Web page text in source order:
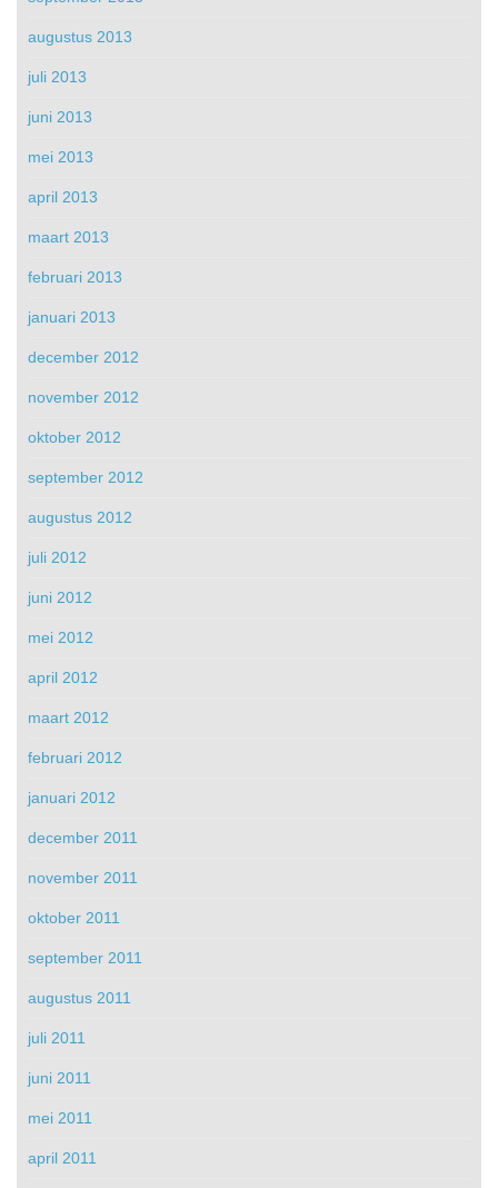
augustus 2013
juli 2013
juni 2013
mei 2013
april 2013
maart 2013
februari 2013
januari 2013
december 2012
november 2012
oktober 2012
september 2012
augustus 2012
juli 2012
juni 2012
mei 2012
april 2012
maart 2012
februari 2012
januari 2012
december 2011
november 2011
oktober 2011
september 2011
augustus 2011
juli 2011
juni 2011
mei 2011
april 2011